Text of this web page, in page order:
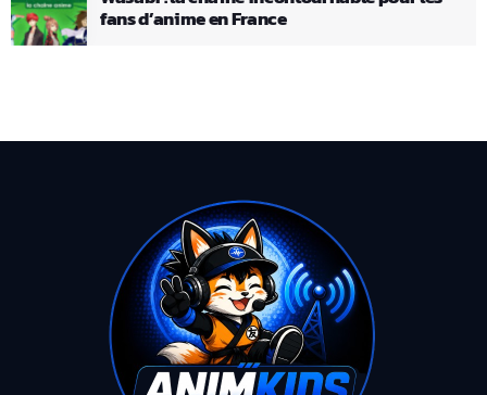
fans d’anime en France